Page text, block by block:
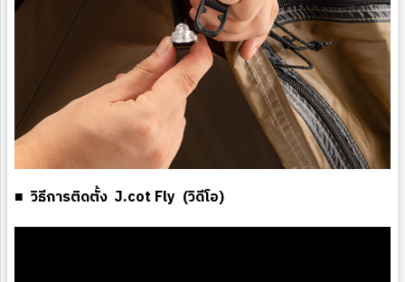
■ วิธีการติดตั้ง J.cot Fly (วิดีโอ)